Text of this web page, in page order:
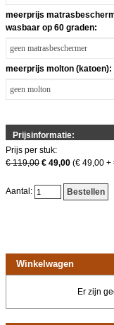
meerprijs
wasbaar op 60 graden:
meerprijs molton (katoen):
Prijsinformatie:
Prijs per stuk:
€ 119,00 € 49,00 (€ 49,00 +
Aantal: Bestellen
Winkelwagen
Er zijn